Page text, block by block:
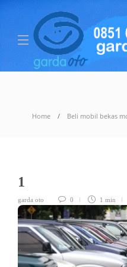
Home Beli mobil bekas
1
garda oto 0 1 min